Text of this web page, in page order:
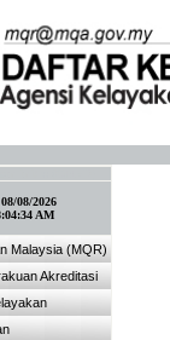
08/08/2026
AM
Malaysia (MQR)
Akreditasi